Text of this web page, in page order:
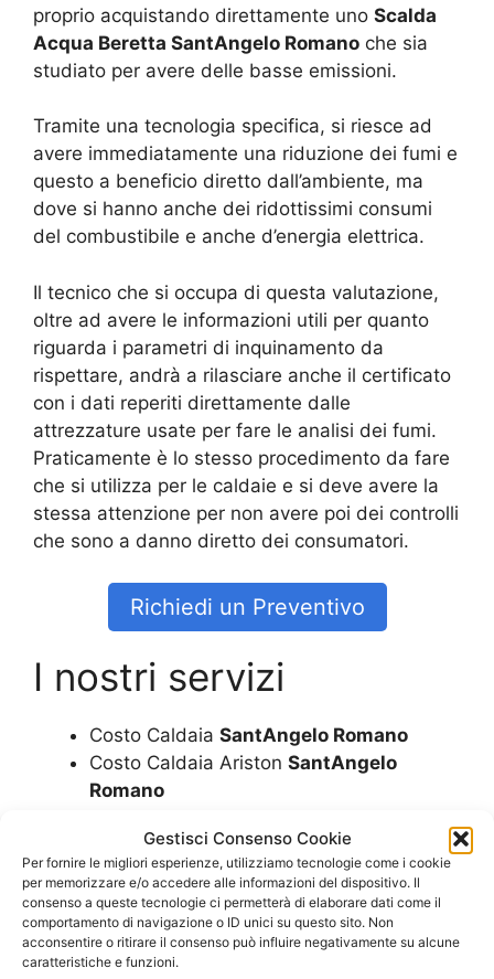
Gestisci Consenso Cookie
Per fornire le migliori esperienze, utilizziamo tecnologie come i cookie
per memorizzare e/o accedere alle informazioni del dispositivo. Il
consenso a queste tecnologie ci permetterà di elaborare dati come il
comportamento di navigazione o ID unici su questo sito. Non
acconsentire o ritirare il consenso può influire negativamente su alcune
caratteristiche e funzioni.
proprio acquistando direttamente uno Scalda
Acqua Beretta SantAngelo Romano che sia
studiato per avere delle basse emissioni.
Tramite una tecnologia specifica, si riesce ad
avere immediatamente una riduzione dei fumi e
questo a beneficio diretto dall’ambiente, ma
dove si hanno anche dei ridottissimi consumi
del combustibile e anche d’energia elettrica.
Il tecnico che si occupa di questa valutazione,
oltre ad avere le informazioni utili per quanto
riguarda i parametri di inquinamento da
rispettare, andrà a rilasciare anche il certificato
con i dati reperiti direttamente dalle
attrezzature usate per fare le analisi dei fumi.
Praticamente è lo stesso procedimento da fare
che si utilizza per le caldaie e si deve avere la
stessa attenzione per non avere poi dei controlli
che sono a danno diretto dei consumatori.
Richiedi un Preventivo
I nostri servizi
Costo Caldaia SantAngelo Romano
Costo Caldaia Ariston SantAngelo
Romano
Romano
Costo Caldaia BiasiSantAngelo Romano
Costo Caldaia FerroliSantAngelo
Romano
Costo Caldaia Immergas
SantAngelo